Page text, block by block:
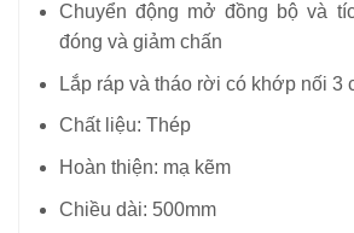
Chuyển động mở đồng bộ và
đóng và giảm chấn
Lắp ráp và tháo rời có khớp nối 3
Chất liệu: Thép
Hoàn thiện: mạ kẽm
Chiều dài: 500mm